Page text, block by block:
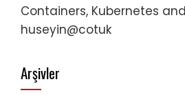
Containers, Kubernetes
huseyin@cotuk
Arşivler